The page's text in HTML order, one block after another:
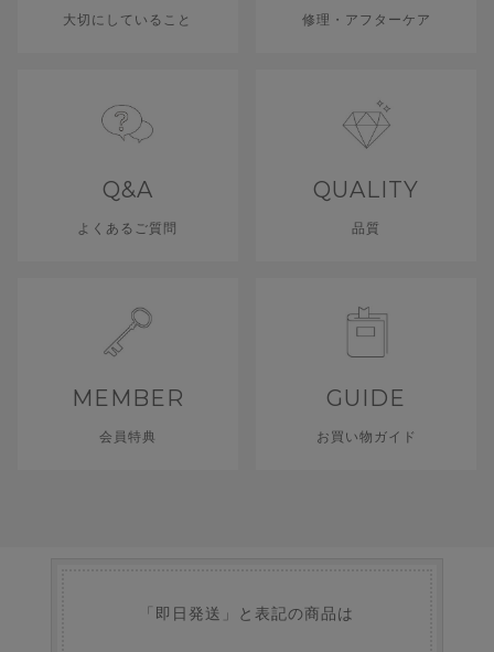
大切にしていること 修理・アフターケア
Q&A
よくあるご質問
QUALITY
品質
MEMBER
会員特典
GUIDE
お買い物ガイド
「即日発送」と表記の商品は